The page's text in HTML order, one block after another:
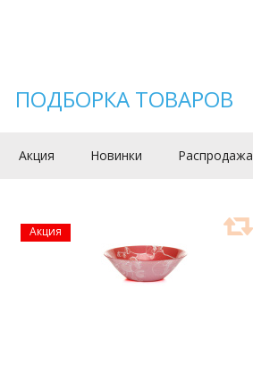
ПОДБОРКА ТОВАРОВ
Акция Новинки Распродажа
Акция